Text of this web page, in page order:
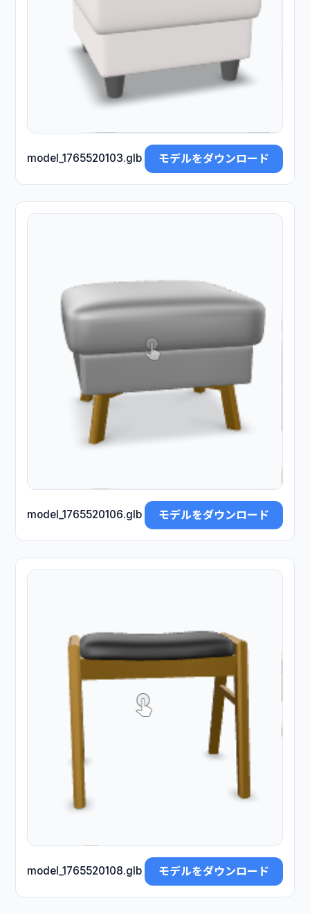
model_1765520103.glb モデルをダウンロード
model_1765520106.glb モデルをダウンロード
model_1765520108.glb モデルをダウンロード